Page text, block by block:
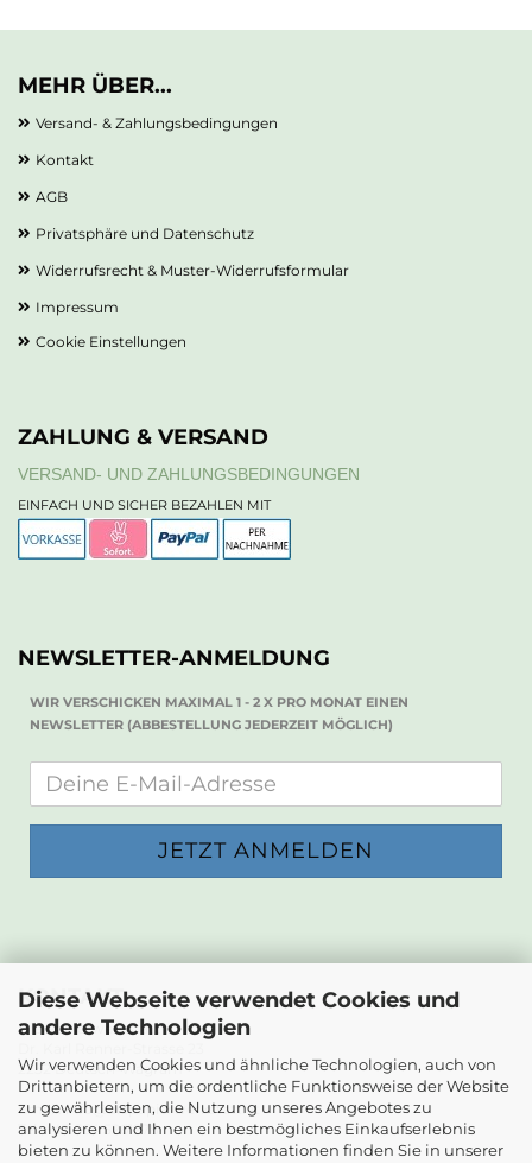
Diese Webseite verwendet Cookies und
andere Technologien
Wir verwenden Cookies und ähnliche Technologien, auch von
Drittanbietern, um die ordentliche Funktionsweise der Website
zu gewährleisten, die Nutzung unseres Angebotes zu
analysieren und Ihnen ein bestmögliches Einkaufserlebnis
bieten zu können. Weitere Informationen finden Sie in unserer
MEHR ÜBER...
Versand- & Zahlungsbedingungen
Kontakt
AGB
Privatsphäre und Datenschutz
Widerrufsrecht & Muster-Widerrufsformular
Impressum
Cookie Einstellungen
ZAHLUNG & VERSAND
VERSAND- UND ZAHLUNGSBEDINGUNGEN
EINFACH UND SICHER BEZAHLEN MIT
NEWSLETTER-ANMELDUNG
WIR VERSCHICKEN MAXIMAL 1 - 2 X PRO MONAT EINEN
NEWSLETTER (ABBESTELLUNG JEDERZEIT MÖGLICH)
KONTAKT
Die Papierwerkstatt
2232 Deutsch-Wagram
Email: info@diepapierwerkstatt.at
Tel. +43 664 5261978